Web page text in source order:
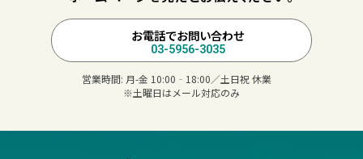
お電話でお問い合わせ
03-5956-3035
営業時間: 月-金 10:00‐18:00／土日祝 休業
※土曜日はメール対応のみ